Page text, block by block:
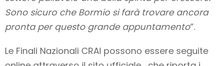
Sono sicuro che Bormio si farà trovare ancora
pronta per questo grande appuntamento”.
Le Finali Nazionali CRAI possono essere seguite